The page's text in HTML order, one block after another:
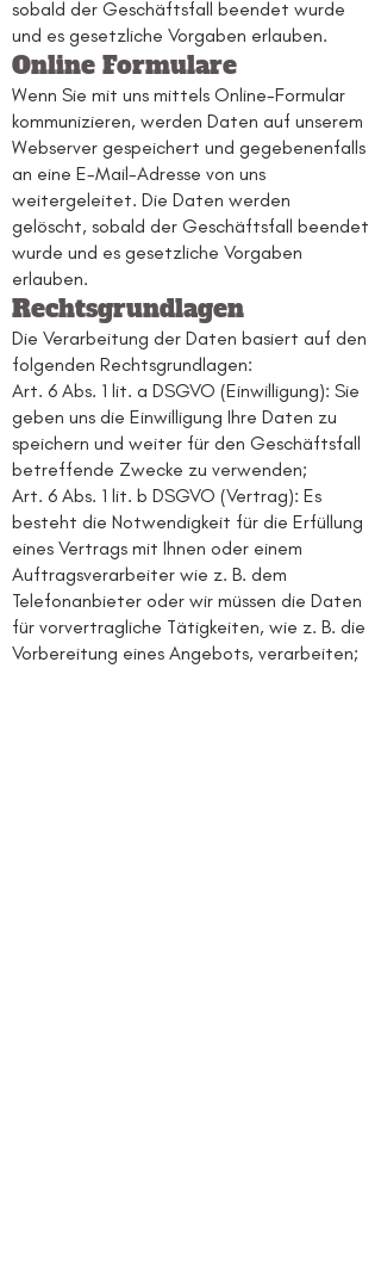
sobald der Geschäftsfall beendet wurde
und es gesetzliche Vorgaben erlauben.
Online Formulare
Wenn Sie mit uns mittels Online-Formular
kommunizieren, werden Daten auf unserem
Webserver gespeichert und gegebenenfalls
an eine E-Mail-Adresse von uns
weitergeleitet. Die Daten werden
gelöscht, sobald der Geschäftsfall beendet
wurde und es gesetzliche Vorgaben
erlauben.
Rechtsgrundlagen
Die Verarbeitung der Daten basiert auf den
folgenden Rechtsgrundlagen:
Art. 6 Abs. 1 lit. a DSGVO (Einwilligung): Sie
geben uns die Einwilligung Ihre Daten zu
speichern und weiter für den Geschäftsfall
betreffende Zwecke zu verwenden;
Art. 6 Abs. 1 lit. b DSGVO (Vertrag): Es
besteht die Notwendigkeit für die Erfüllung
eines Vertrags mit Ihnen oder einem
Auftragsverarbeiter wie z. B. dem
Telefonanbieter oder wir müssen die Daten
für vorvertragliche Tätigkeiten, wie z. B. die
Vorbereitung eines Angebots, verarbeiten;